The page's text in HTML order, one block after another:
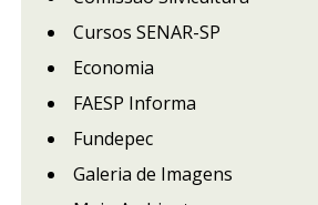
Cursos SENAR-SP
Economia
FAESP Informa
Fundepec
Galeria de Imagens